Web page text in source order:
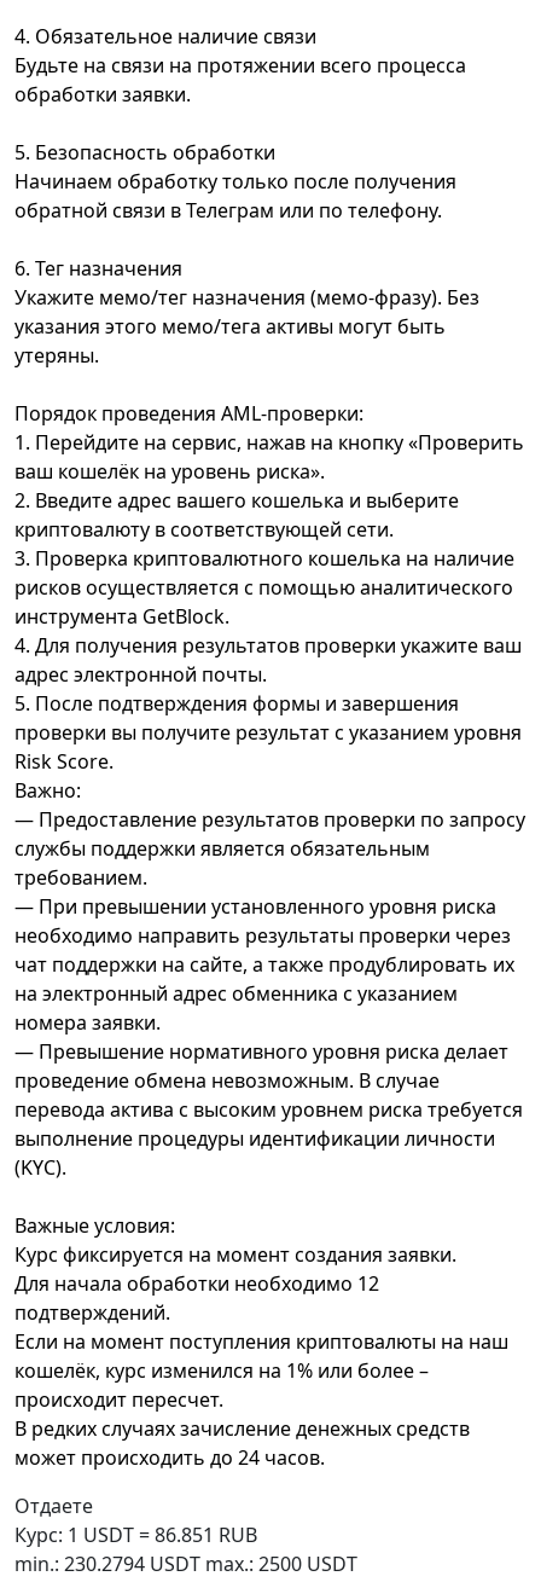
4. Обязательное наличие связи
Будьте на связи на протяжении всего процесса
обработки заявки.
5. Безопасность обработки
Начинаем обработку только после получения
обратной связи в Телеграм или по телефону.
6. Тег назначения
Укажите мемо/тег назначения (мемо-фразу). Без
указания этого мемо/тега активы могут быть
утеряны.
Порядок проведения AML-проверки:
1. Перейдите на сервис, нажав на кнопку «Проверить
ваш кошелёк на уровень риска».
2. Введите адрес вашего кошелька и выберите
криптовалюту в соответствующей сети.
3. Проверка криптовалютного кошелька на наличие
рисков осуществляется с помощью аналитического
инструмента GetBlock.
4. Для получения результатов проверки укажите ваш
адрес электронной почты.
5. После подтверждения формы и завершения
проверки вы получите результат с указанием уровня
Risk Score.
Важно:
— Предоставление результатов проверки по запросу
службы поддержки является обязательным
требованием.
— При превышении установленного уровня риска
необходимо направить результаты проверки через
чат поддержки на сайте, а также продублировать их
на электронный адрес обменника с указанием
номера заявки.
— Превышение нормативного уровня риска делает
проведение обмена невозможным. В случае
перевода актива с высоким уровнем риска требуется
выполнение процедуры идентификации личности
(KYC).
Важные условия:
Курс фиксируется на момент создания заявки.
Для начала обработки необходимо 12
подтверждений.
Если на момент поступления криптовалюты на наш
кошелёк, курс изменился на 1% или более –
происходит пересчет.
В редких случаях зачисление денежных средств
может происходить до 24 часов.
Отдаете
Курс: 1 USDT = 86.851 RUB
min.: 230.2794 USDT max.: 2500 USDT